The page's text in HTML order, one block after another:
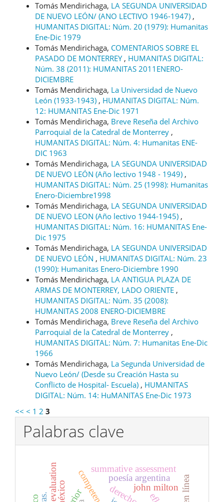
Tomás Mendirichaga, LA SEGUNDA UNIVERSIDAD
DE NUEVO LEÓN/ (ANO LECTIVO 1946-1947) ,
HUMANITAS DIGITAL: Núm. 20 (1979): Humanitas
Ene-Dic 1979
Tomás Mendirichaga, COMENTARIOS SOBRE EL
PASADO DE MONTERREY , HUMANITAS DIGITAL:
Núm. 38 (2011): HUMANITAS 2011ENERO-
DICIEMBRE
Tomás Mendirichaga, La Universidad de Nuevo
León (1933-1943) , HUMANITAS DIGITAL: Núm.
12: HUMANITAS Ene-Dic 1971
Tomás Mendirichaga, Breve Reseña del Archivo
Parroquial de la Catedral de Monterrey ,
HUMANITAS DIGITAL: Núm. 4: Humanitas ENE-
DIC 1963
Tomás Mendirichaga, LA SEGUNDA UNIVERSIDAD
DE NUEVO LEÓN (Año lectivo 1948 - 1949) ,
HUMANITAS DIGITAL: Núm. 25 (1998): Humanitas
Enero-Diciembre1998
Tomás Mendirichaga, LA SEGUNDA UNIVERSIDAD
DE NUEVO LEON (Año lectivo 1944-1945) ,
HUMANITAS DIGITAL: Núm. 16: HUMANITAS Ene-
Dic 1975
Tomás Mendirichaga, LA SEGUNDA UNIVERSIDAD
DE NUEVO LEÓN , HUMANITAS DIGITAL: Núm. 23
(1990): Humanitas Enero-Diciembre 1990
Tomás Mendirichaga, LA ANTIGUA PLAZA DE
ARMAS DE MONTERREY, LADO ORIENTE ,
HUMANITAS DIGITAL: Núm. 35 (2008):
HUMANITAS 2008 ENERO-DICIEMBRE
Tomás Mendirichaga, Breve Reseña del Archivo
Parroquial de la Catedral de Monterrey ,
HUMANITAS DIGITAL: Núm. 7: Humanitas Ene-Dic
1966
Tomás Mendirichaga, La Segunda Universidad de
Nuevo León/ (Desde su Creación Hasta su
Conflicto de Hospital- Escuela) , HUMANITAS
DIGITAL: Núm. 14: HuMANITAS Ene-Dic 1973
<< < 1 2 3
Palabras clave
john milton
poesía argentina
méxico
evaluation summative assessment